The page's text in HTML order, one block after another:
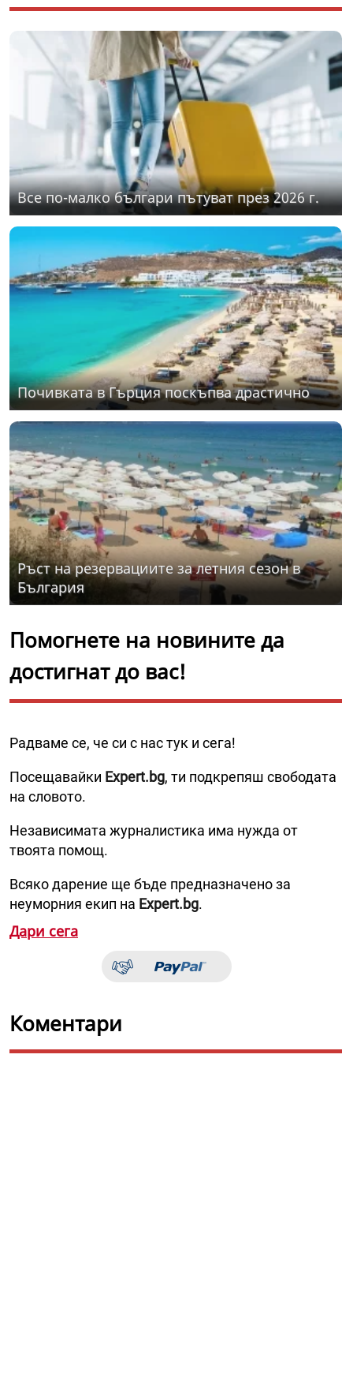
Все по-малко българи пътуват през 2026 г.
Почивката в Гърция поскъпва драстично
Ръст на резервациите за летния сезон в
България
Помогнете на новините да
достигнат до вас!
Радваме се, че си с нас тук и сега!
Посещавайки Expert.bg, ти подкрепяш свободата
на словото.
Независимата журналистика има нужда от
твоята помощ.
Всяко дарение ще бъде предназначено за
неуморния екип на Expert.bg.
Дари сега
Коментари